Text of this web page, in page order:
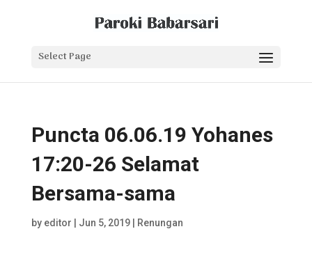
Select Page
Puncta 06.06.19 Yohanes
17:20-26 Selamat
Bersama-sama
by editor Jun 5, 2019| Renungan